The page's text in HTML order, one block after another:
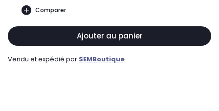
Comparer
Ajouter au panier
Vendu et expédié par SEMBoutique